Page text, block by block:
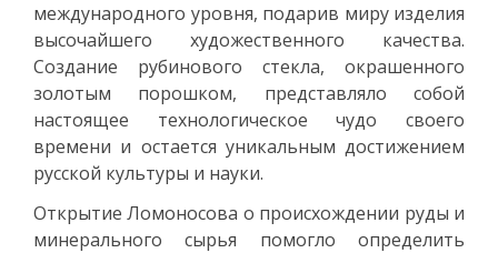
международного уровня, подарив миру изделия
высочайшего художественного качества.
Создание рубинового стекла, окрашенного
золотым порошком, представляло собой
настоящее технологическое чудо своего
времени и остается уникальным достижением
русской культуры и науки.
Открытие Ломоносова о происхождении руды и
минерального сырья помогло определить